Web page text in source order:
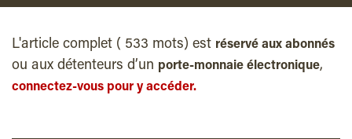
L'article complet ( 533 mots) est réservé aux abonnés
ou aux détenteurs d’un porte-monnaie électronique,
connectez-vous pour y accéder.